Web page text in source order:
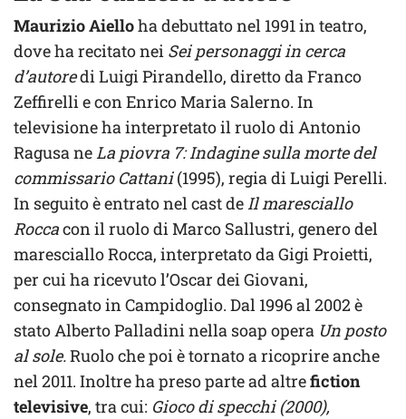
Maurizio Aielloha debuttato nel 1991 in teatro,
dove ha recitato nei Sei personaggi in cerca
d’autoredi Luigi Pirandello, diretto da Franco
Zeffirelli e con Enrico Maria Salerno. In
televisione ha interpretato il ruolo di Antonio
Ragusa neLa piovra 7: Indagine sulla morte del
commissario Cattani(1995), regia di Luigi Perelli.
In seguito è entrato nel cast deIl maresciallo
Roccacon il ruolo di Marco Sallustri, genero del
maresciallo Rocca, interpretato da Gigi Proietti,
per cui ha ricevuto l’Oscar dei Giovani,
consegnato in Campidoglio. Dal 1996 al 2002 è
stato Alberto Palladini nella soap opera Un posto
al sole.Ruolo che poi è tornato a ricoprire anche
nel 2011. Inoltre ha preso parte ad altrefiction
televisive, tra cui: Gioco di specchi (2000),